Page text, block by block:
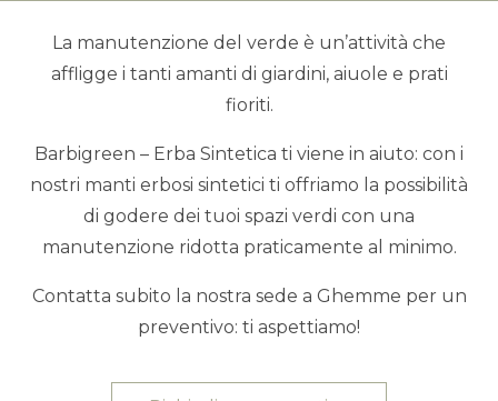
La manutenzione del verde è un’attività che
affligge i tanti amanti di giardini, aiuole e prati
fioriti.
Barbigreen – Erba Sintetica ti viene in aiuto: con i
nostri manti erbosi sintetici ti offriamo la possibilità
di godere dei tuoi spazi verdi con una
manutenzione ridotta praticamente al minimo.
Contatta subito la nostra sede a Ghemme per un
preventivo: ti aspettiamo!